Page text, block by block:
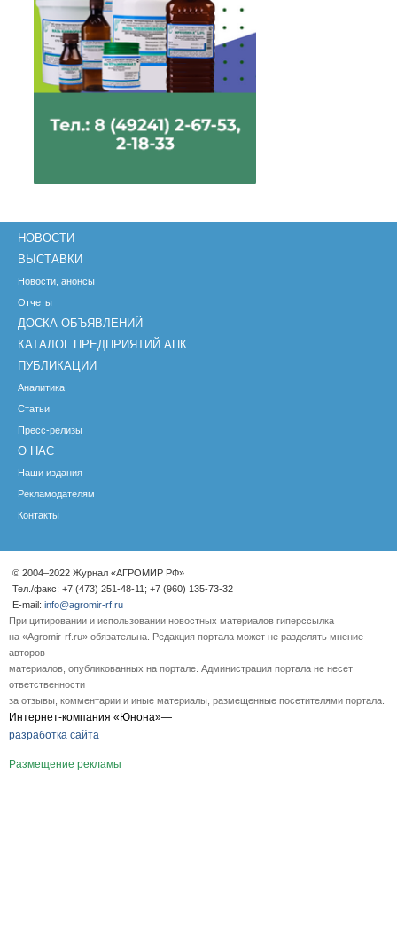
НОВОСТИ
ВЫСТАВКИ
Новости, анонсы
Отчеты
ДОСКА ОБЪЯВЛЕНИЙ
КАТАЛОГ ПРЕДПРИЯТИЙ АПК
ПУБЛИКАЦИИ
Аналитика
Статьи
Пресс-релизы
О НАС
Наши издания
Рекламодателям
Контакты
© 2004–2022 Журнал «АГРОМИР РФ»
Тел./факс: +7 (473) 251-48-11; +7 (960) 135-73-32
E-mail: info@agromir-rf.ru
При цитировании и использовании новостных материалов гиперссылка
на «Agromir-rf.ru» обязательна. Редакция портала может не разделять мнение
авторов
материалов, опубликованных на портале. Администрация портала не несет
ответственности
за отзывы, комментарии и иные материалы, размещенные посетителями портала.
Интернет-компания «Юнона»—
разработка сайта
Размещение рекламы